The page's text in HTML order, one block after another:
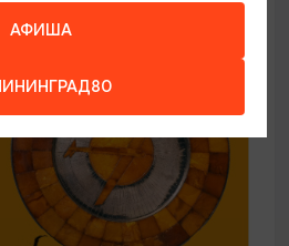
АФИША